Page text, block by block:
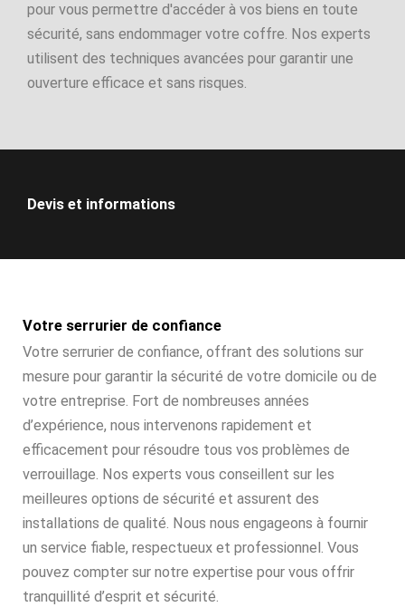
pour vous permettre d'accéder à vos biens en toute
sécurité, sans endommager votre coffre. Nos experts
utilisent des techniques avancées pour garantir une
ouverture efficace et sans risques.
Devis et informations
Votre serrurier de confiance
Votre serrurier de confiance, offrant des solutions sur
mesure pour garantir la sécurité de votre domicile ou de
votre entreprise. Fort de nombreuses années
d’expérience, nous intervenons rapidement et
efficacement pour résoudre tous vos problèmes de
verrouillage. Nos experts vous conseillent sur les
meilleures options de sécurité et assurent des
installations de qualité. Nous nous engageons à fournir
un service fiable, respectueux et professionnel. Vous
pouvez compter sur notre expertise pour vous offrir
tranquillité d’esprit et sécurité.